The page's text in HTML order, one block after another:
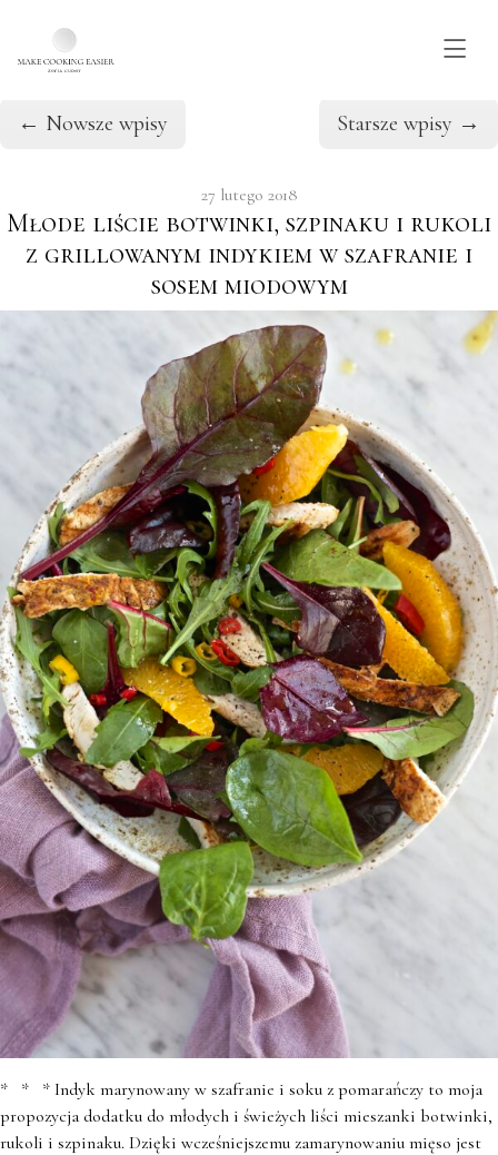
Wpisy w kategorii: Obiad
← Nowsze wpisy Starsze wpisy →
27 lutego 2018
Młode liście botwinki, szpinaku i rukoli
z grillowanym indykiem w szafranie i
sosem miodowym
* * * Indyk marynowany w szafranie i soku z pomarańczy to moja
propozycja dodatku do młodych i świeżych liści mieszanki botwinki,
rukoli i szpinaku. Dzięki wcześniejszemu zamarynowaniu mięso jest